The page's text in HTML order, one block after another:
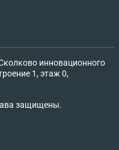
инновационного
1, этаж 0,
защищены.